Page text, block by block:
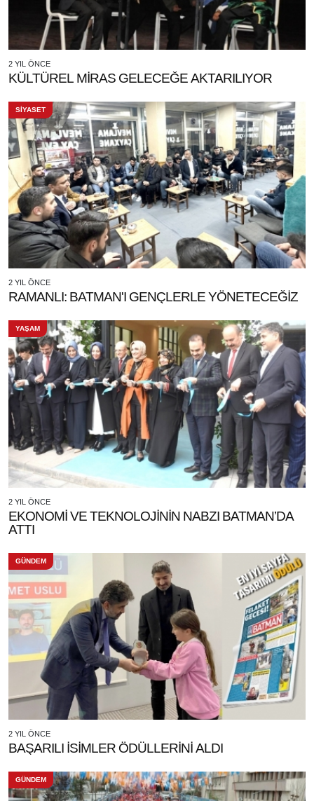
2 YIL ÖNCE
KÜLTÜREL MİRAS GELECEĞE AKTARILIYOR
SİYASET
2 YIL ÖNCE
RAMANLI: BATMAN'I GENÇLERLE YÖNETECEĞİZ
YAŞAM
2 YIL ÖNCE
EKONOMİ VE TEKNOLOJİNİN NABZI BATMAN’DA
ATTI
GÜNDEM
2 YIL ÖNCE
BAŞARILI İSİMLER ÖDÜLLERİNİ ALDI
GÜNDEM